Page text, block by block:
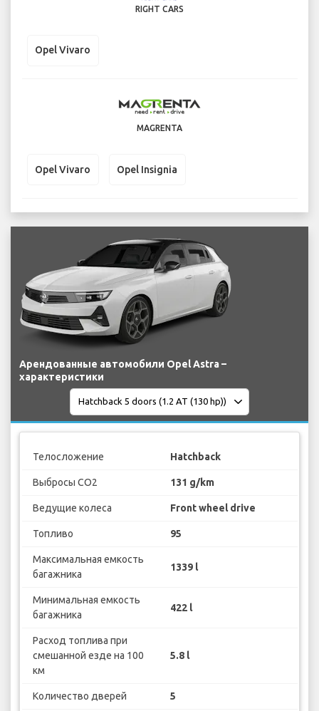
RIGHT CARS
Opel Vivaro
MAGRENTA
Opel Vivaro Opel Insignia
Арендованные автомобили Opel Astra –
характеристики
Телосложение Hatchback
Выбросы CO2 131 g/km
Ведущие колеса Front wheel drive
Топливо 95
Максимальная емкость
багажника
1339 l
Минимальная емкость
багажника
422 l
Расход топлива при
смешанной езде на 100
км
5.8 l
Количество дверей 5